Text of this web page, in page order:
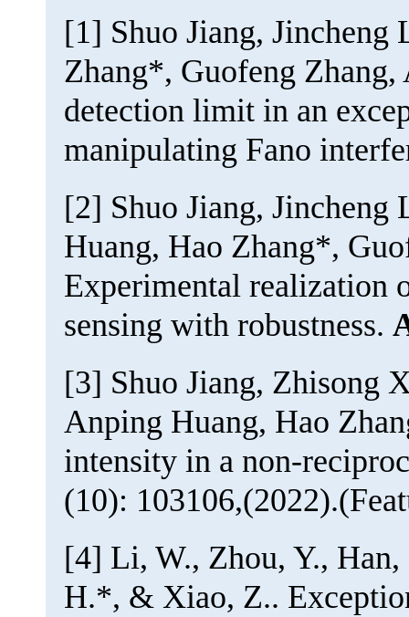
[1] Shuo Jiang,
Zhang*, Guofeng
detection limit in an
manipulating Fano
[2] Shuo Jiang,
Huang, Hao Zhang*,
Experimental realization
sensing with robustness.
[3] Shuo Jiang, Zhisong
Anping Huang, Hao
intensity in a non-
(10):
[4] Li, W., Zhou, Y., Han,
H.*, & Xiao, Z..